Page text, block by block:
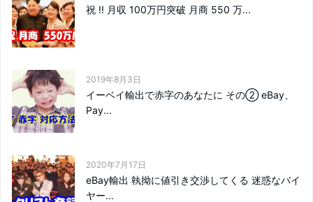
祝 !! 月収 100万円突破 月商 550 万...
2019年8月3日
イーベイ輸出で赤字のあなたに その② eBay、
Pay...
2020年7月17日
eBay輸出 執拗に値引き交渉してくる 迷惑なバイ
ヤー...